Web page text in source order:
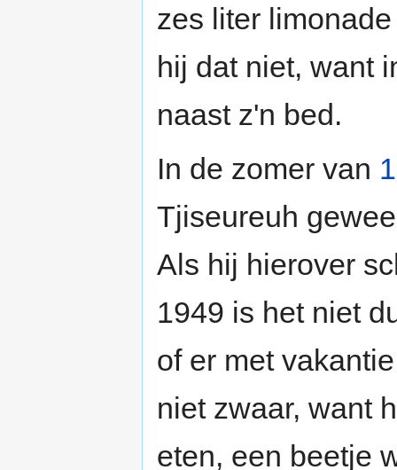
zes liter
hij dat niet, want
naast z'n bed.
In de zomer van
Tjiseureuh
Als hij hierover
1949 is het niet
of er met
niet zwaar, want
eten, een beetje